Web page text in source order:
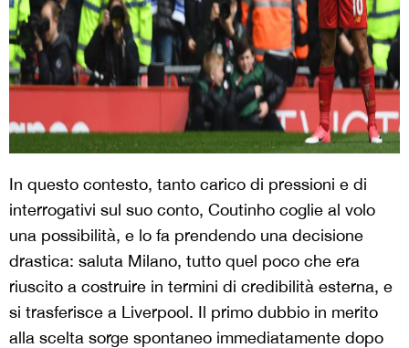
In questo contesto, tanto carico di pressioni e di
interrogativi sul suo conto, Coutinho coglie al volo
una possibilità, e lo fa prendendo una decisione
drastica: saluta Milano, tutto quel poco che era
riuscito a costruire in termini di credibilità esterna, e
si trasferisce a Liverpool. Il primo dubbio in merito
alla scelta sorge spontaneo immediatamente dopo